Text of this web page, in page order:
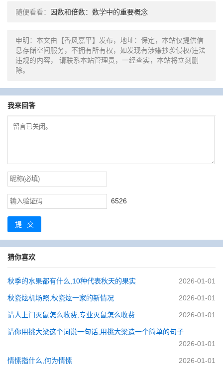
随便看看： 因数和倍数：数学中的重要概念
申明：本文由【香风嘉平】发布，地址：保定，本站仅提供信
息存储空间服务，不拥有所有权，如发现有涉嫌抄袭侵权/违法
违规的内容， 请联系本站管理员，一经查实，本站将立刻删
除。
我来回答
6526
提交
猜你喜欢
秋季的水果都有什么,10种代表秋天的果实 2026-01-01
秋瓷炫机场照,秋瓷炫一家的新情况 2026-01-01
请人上门灭鼠怎么收费,专业灭鼠怎么收费 2026-01-01
请你用挑大梁这个词说一句话,用挑大梁造一个简单的句子
2026-01-01
情愫指什么,何为情愫 2026-01-01